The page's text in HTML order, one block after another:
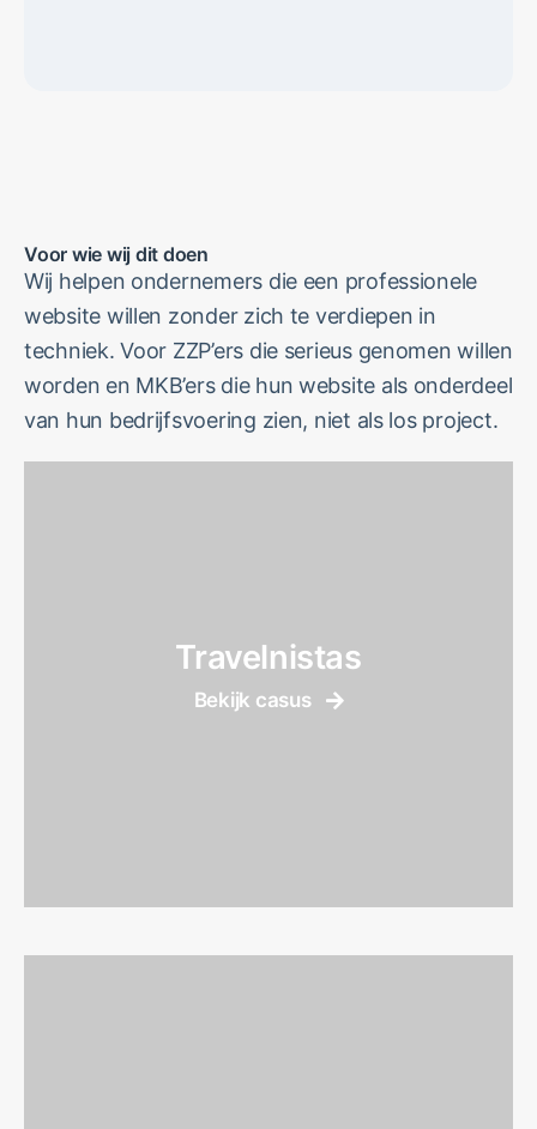
Voor wie wij dit doen
Wij helpen ondernemers die een professionele
website willen zonder zich te verdiepen in
techniek. Voor ZZP’ers die serieus genomen willen
worden en MKB’ers die hun website als onderdeel
van hun bedrijfsvoering zien, niet als los project.
Travelnistas
Bekijk casus